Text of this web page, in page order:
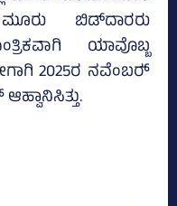
ಬಿಡ್‌ದಾರರು
ಯಾವೊಬ್ಬ
2025ರ ನವೆಂಬರ್‍‌